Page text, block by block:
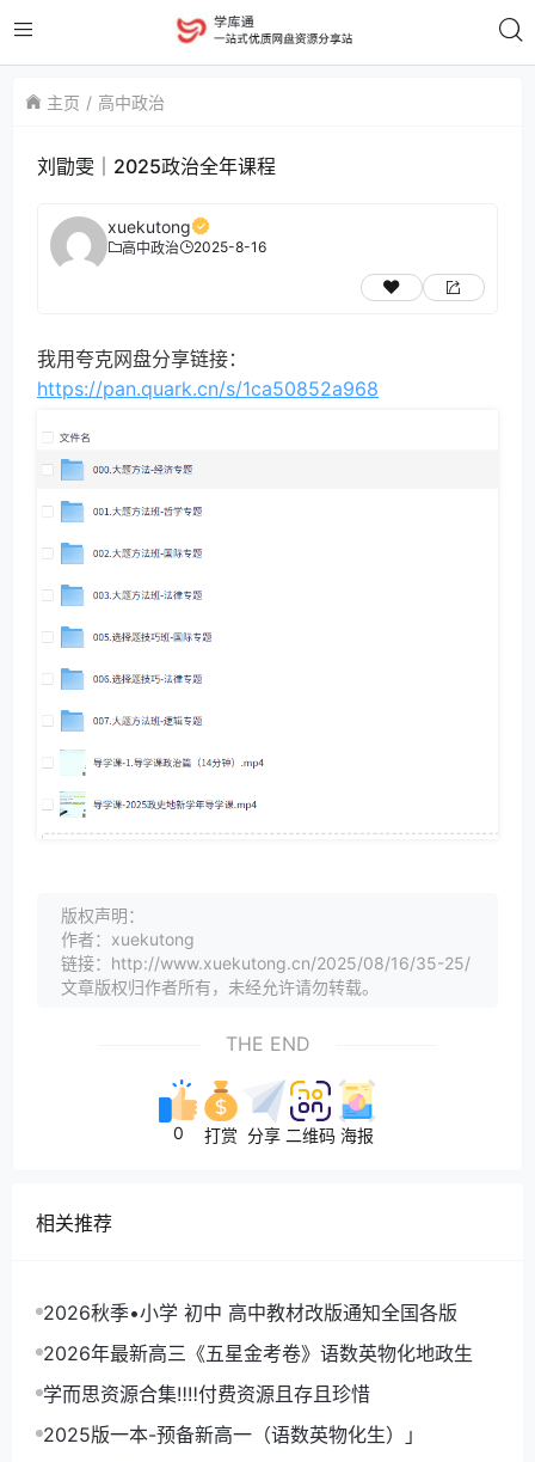
主页 高中政治
刘勖雯｜2025政治全年课程
xuekutong
高中政治 2025-8-16
我用夸克网盘分享链接：
https://pan.quark.cn/s/1ca50852a968
版权声明：
作者：xuekutong
链接：http://www.xuekutong.cn/2025/08/16/35-25/
文章版权归作者所有，未经允许请勿转载。
THE END
0 打赏 分享 二维码 海报
相关推荐
2026秋季•小学 初中 高中教材改版通知全国各版
2026年最新高三《五星金考卷》语数英物化地政生
学而思资源合集‼‼付费资源且存且珍惜
2025版一本-预备新高一（语数英物化生）」